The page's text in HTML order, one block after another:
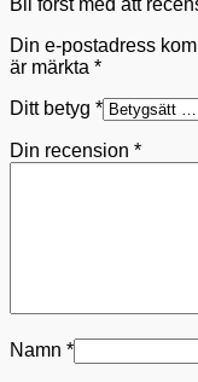
Bli först med att
Din e-postadress
är märkta *
Ditt betyg *
Din recension *
Namn *